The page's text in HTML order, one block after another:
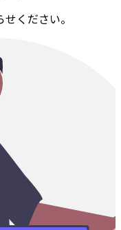
ください。